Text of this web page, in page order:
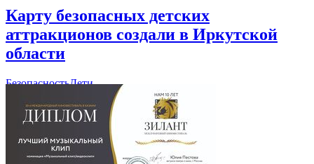
Карту безопасных детских
аттракционов создали в Иркутской
области
БезопасностьДети